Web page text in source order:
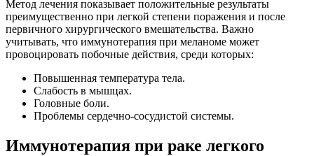
Метод лечения показывает положительные результаты
преимущественно при легкой степени поражения и после
первичного хирургического вмешательства. Важно
учитывать, что иммунотерапия при меланоме может
провоцировать побочные действия, среди которых:
Повышенная температура тела.
Слабость в мышцах.
Головные боли.
Проблемы сердечно-сосудистой системы.
Иммунотерапия при раке легкого